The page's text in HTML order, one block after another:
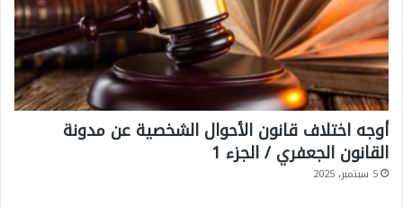
أوجه اختلاف قانون الأحوال الشخصية عن مدونة
القانون الجعفري / الجزء 1
5 سبتمبر، 2025